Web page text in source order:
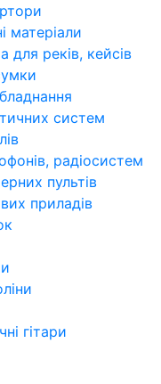
матеріали
для реків, кейсів
систем
радіосистем
пультів
приладів
гітари